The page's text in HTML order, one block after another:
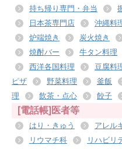
持ち帰り専門・弁当
日本茶専門店
沖縄料
炉端焼き
炭火焼き
焼酎バー
牛タン料理
西洋各国料理
豆腐料
ピザ
野菜料理 釜飯
理
飲茶・点心 餃子
[電話帳]医者等
はり・きゅう アレル
リウマチ科
リハビリ